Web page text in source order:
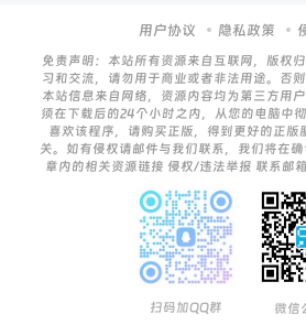
用户协议 隐私政策
免责声明：本站所有资源来自互联网，版权
习和交流，请勿用于商业或者非法用途。否
本站信息来自网络，资源内容均为第三方用
须在下载后的24个小时之内，从您的电脑中
喜欢该程序，请购买正版，得到更好的正版
关。如有侵权请邮件与我们联系，我们将在
章内的相关资源链接 侵权/违法举报 联系邮
扫码加QQ群 微信